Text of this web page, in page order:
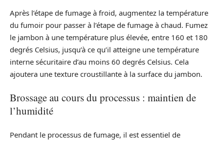
Après l’étape de fumage à froid, augmentez la température
du fumoir pour passer à l’étape de fumage à chaud. Fumez
le jambon à une température plus élevée, entre 160 et 180
degrés Celsius, jusqu’à ce qu’il atteigne une température
interne sécuritaire d’au moins 60 degrés Celsius. Cela
ajoutera une texture croustillante à la surface du jambon.
Brossage au cours du processus : maintien de
l’humidité
Pendant le processus de fumage, il est essentiel de